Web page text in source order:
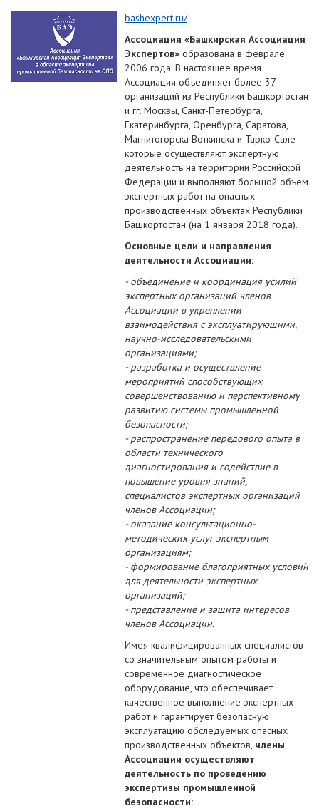
bashexpert.ru/
Ассоциация «Башкирская Ассоциация
Экспертов» образована в феврале
2006 года. В настоящее время
Ассоциация объединяет более 37
организаций из Республики Башкортостан
и гг. Москвы, Санкт-Петербурга,
Екатеринбурга, Оренбурга, Саратова,
Магнитогорска Воткинска и Тарко-Сале
которые осуществляют экспертную
деятельность на территории Российской
Федерации и выполняют большой объем
экспертных работ на опасных
производственных объектах Республики
Башкортостан (на 1 января 2018 года).
Основные цели и направления
деятельности Ассоциации:
- объединение и координация усилий
экспертных организаций членов
Ассоциации в укреплении
взаимодействия с эксплуатирующими,
научно-исследовательскими
организациями;
- разработка и осуществление
мероприятий способствующих
совершенствованию и перспективному
развитию системы промышленной
безопасности;
- распространение передового опыта в
области технического
диагностирования и содействие в
повышение уровня знаний,
специалистов экспертных организаций
членов Ассоциации;
- оказание консультационно-
методических услуг экспертным
организациям;
- формирование благоприятных условий
для деятельности экспертных
организаций;
- представление и защита интересов
членов Ассоциации.
Имея квалифицированных специалистов
со значительным опытом работы и
современное диагностическое
оборудование, что обеспечивает
качественное выполнение экспертных
работ и гарантирует безопасную
эксплуатацию обследуемых опасных
производственных объектов, члены
Ассоциации осуществляют
деятельность по проведению
экспертизы промышленной
безопасности: